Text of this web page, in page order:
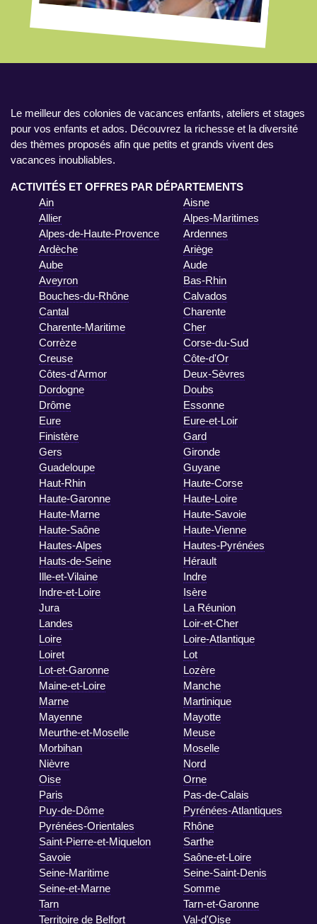
Le meilleur des colonies de vacances enfants, ateliers et stages
pour vos enfants et ados. Découvrez la richesse et la diversité
des thèmes proposés afin que petits et grands vivent des
vacances inoubliables.
ACTIVITÉS ET OFFRES PAR DÉPARTEMENTS
Ain
Aisne
Allier
Alpes-Maritimes
Alpes-de-Haute-Provence
Ardennes
Ardèche
Ariège
Aube
Aude
Aveyron
Bas-Rhin
Bouches-du-Rhône
Calvados
Cantal
Charente
Charente-Maritime
Cher
Corrèze
Corse-du-Sud
Creuse
Côte-d'Or
Côtes-d'Armor
Deux-Sèvres
Dordogne
Doubs
Drôme
Essonne
Eure
Eure-et-Loir
Finistère
Gard
Gers
Gironde
Guadeloupe
Guyane
Haut-Rhin
Haute-Corse
Haute-Garonne
Haute-Loire
Haute-Marne
Haute-Savoie
Haute-Saône
Haute-Vienne
Hautes-Alpes
Hautes-Pyrénées
Hauts-de-Seine
Hérault
Ille-et-Vilaine
Indre
Indre-et-Loire
Isère
Jura
La Réunion
Landes
Loir-et-Cher
Loire
Loire-Atlantique
Loiret
Lot
Lot-et-Garonne
Lozère
Maine-et-Loire
Manche
Marne
Martinique
Mayenne
Mayotte
Meurthe-et-Moselle
Meuse
Morbihan
Moselle
Nièvre
Nord
Oise
Orne
Paris
Pas-de-Calais
Puy-de-Dôme
Pyrénées-Atlantiques
Pyrénées-Orientales
Rhône
Saint-Pierre-et-Miquelon
Sarthe
Savoie
Saône-et-Loire
Seine-Maritime
Seine-Saint-Denis
Seine-et-Marne
Somme
Tarn
Tarn-et-Garonne
Territoire de Belfort
Val-d'Oise